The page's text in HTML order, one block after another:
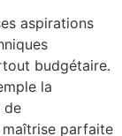
aspirations
budgétaire.
la
de
parfaite